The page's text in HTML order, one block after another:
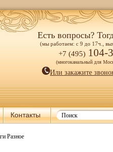
Есть вопросы?
(мы работаем: с 9 до 17ч.,
+7 (495) 104-
(многоканальный для
Или закажите
Контакты
Разное